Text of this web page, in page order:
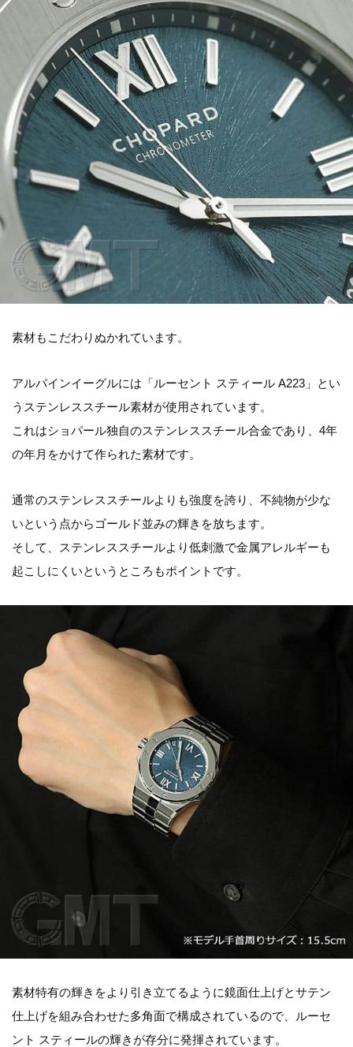
素材もこだわりぬかれています。
アルパインイーグルには「ルーセント スティール A223」とい
うステンレススチール素材が使用されています。
これはショパール独自のステンレススチール合金であり、4年
の年月をかけて作られた素材です。
通常のステンレススチールよりも強度を誇り、不純物が少な
いという点からゴールド並みの輝きを放ちます。
そして、ステンレススチールより低刺激で金属アレルギーも
起こしにくいというところもポイントです。
素材特有の輝きをより引き立てるように鏡面仕上げとサテン
仕上げを組み合わせた多角面で構成されているので、ルーセ
ント スティールの輝きが存分に発揮されています。